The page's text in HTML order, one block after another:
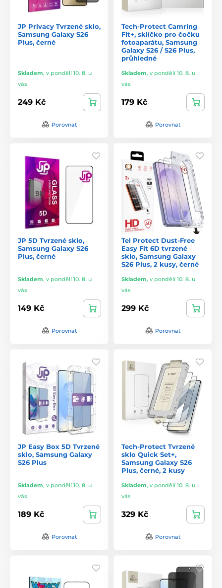
JP Privacy Tvrzené sklo,
Samsung Galaxy S26
Plus, černé
Skladem, v pondělí 10. 8. u
vás
249 Kč
Porovnat
Tech-Protect Camring
Fit+, sklíčko pro čočku
fotoaparátu, Samsung
Galaxy S26 / S26 Plus,
průhledné
Skladem, v pondělí 10. 8. u
vás
179 Kč
Porovnat
JP 5D Tvrzené sklo,
Samsung Galaxy S26
Plus, černé
Skladem, v pondělí 10. 8. u
vás
149 Kč
Porovnat
Tel Protect Dust-Free
Easy Fit 6D tvrzené
sklo, Samsung Galaxy
S26 Plus, 2 kusy, černé
Skladem, v pondělí 10. 8. u
vás
299 Kč
Porovnat
JP Easy Box 5D Tvrzené
sklo, Samsung Galaxy
S26 Plus
Skladem, v pondělí 10. 8. u
vás
189 Kč
Porovnat
Tech-Protect Tvrzené
sklo Quick Set+,
Samsung Galaxy S26
Plus, černé, 2 kusy
Skladem, v pondělí 10. 8. u
vás
329 Kč
Porovnat